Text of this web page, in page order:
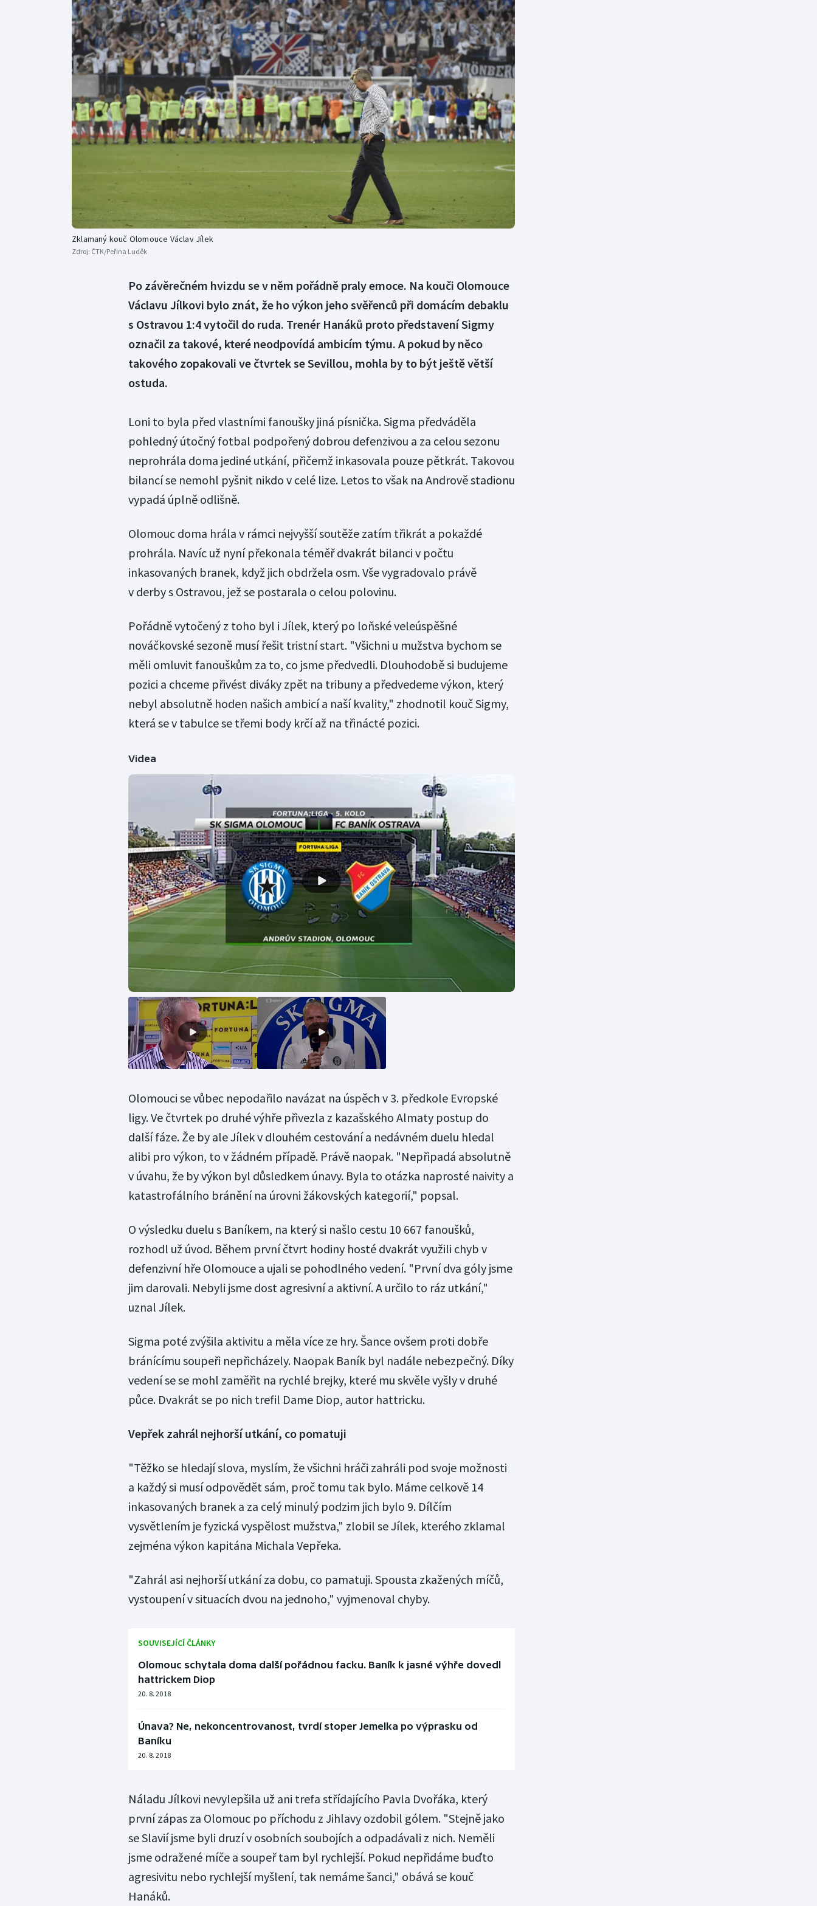
Curling
Dostihy
Florbal
Futsal
Golf
Moderní pětiboj
Motorsport
Olympijské hry
Parasport
Plavání
Plážový volejbal
Triatlon
Veslování
Vodní slalom
Volejbal
Ostatní
Zklamaný kouč Olomouce Václav Jílek
Zdroj: ČTK/Peřina Luděk
Po závěrečném hvizdu se v něm pořádně praly emoce. Na kouči Olomouce
Václavu Jílkovi bylo znát, že ho výkon jeho svěřenců při domácím debaklu
s Ostravou 1:4 vytočil do ruda. Trenér Hanáků proto představení Sigmy
označil za takové, které neodpovídá ambicím týmu. A pokud by něco
takového zopakovali ve čtvrtek se Sevillou, mohla by to být ještě větší
ostuda.
Loni to byla před vlastními fanoušky jiná písnička. Sigma předváděla
pohledný útočný fotbal podpořený dobrou defenzivou a za celou sezonu
neprohrála doma jediné utkání, přičemž inkasovala pouze pětkrát. Takovou
bilancí se nemohl pyšnit nikdo v celé lize. Letos to však na Andrově stadionu
vypadá úplně odlišně.
Olomouc doma hrála v rámci nejvyšší soutěže zatím třikrát a pokaždé
prohrála. Navíc už nyní překonala téměř dvakrát bilanci v počtu
inkasovaných branek, když jich obdržela osm. Vše vygradovalo právě
v derby s Ostravou, jež se postarala o celou polovinu.
Pořádně vytočený z toho byl i Jílek, který po loňské veleúspěšné
nováčkovské sezoně musí řešit tristní start. "Všichni u mužstva bychom se
měli omluvit fanouškům za to, co jsme předvedli. Dlouhodobě si budujeme
pozici a chceme přivést diváky zpět na tribuny a předvedeme výkon, který
nebyl absolutně hoden našich ambicí a naší kvality," zhodnotil kouč Sigmy,
která se v tabulce se třemi body krčí až na třinácté pozici.
Videa
Olomouci se vůbec nepodařilo navázat na úspěch v 3. předkole Evropské
ligy. Ve čtvrtek po druhé výhře přivezla z kazašského Almaty postup do
další fáze. Že by ale Jílek v dlouhém cestování a nedávném duelu hledal
alibi pro výkon, to v žádném případě. Právě naopak. "Nepřipadá absolutně
v úvahu, že by výkon byl důsledkem únavy. Byla to otázka naprosté naivity a
katastrofálního bránění na úrovni žákovských kategorií," popsal.
O výsledku duelu s Baníkem, na který si našlo cestu 10 667 fanoušků,
rozhodl už úvod. Během první čtvrt hodiny hosté dvakrát využili chyb v
defenzivní hře Olomouce a ujali se pohodlného vedení. "První dva góly jsme
jim darovali. Nebyli jsme dost agresivní a aktivní. A určilo to ráz utkání,"
uznal Jílek.
Sigma poté zvýšila aktivitu a měla více ze hry. Šance ovšem proti dobře
bránícímu soupeři nepřicházely. Naopak Baník byl nadále nebezpečný. Díky
vedení se se mohl zaměřit na rychlé brejky, které mu skvěle vyšly v druhé
půce. Dvakrát se po nich trefil Dame Diop, autor hattricku.
Vepřek zahrál nejhorší utkání, co pomatuji
"Těžko se hledají slova, myslím, že všichni hráči zahráli pod svoje možnosti
a každý si musí odpovědět sám, proč tomu tak bylo. Máme celkově 14
inkasovaných branek a za celý minulý podzim jich bylo 9. Dílčím
vysvětlením je fyzická vyspělost mužstva," zlobil se Jílek, kterého zklamal
zejména výkon kapitána Michala Vepřeka.
"Zahrál asi nejhorší utkání za dobu, co pamatuji. Spousta zkažených míčů,
vystoupení v situacích dvou na jednoho," vyjmenoval chyby.
SOUVISEJÍCÍ ČLÁNKY
Olomouc schytala doma další pořádnou facku. Baník k jasné výhře dovedl
hattrickem Diop
20. 8. 2018
Únava? Ne, nekoncentrovanost, tvrdí stoper Jemelka po výprasku od
Baníku
20. 8. 2018
Náladu Jílkovi nevylepšila už ani trefa střídajícího Pavla Dvořáka, který
první zápas za Olomouc po příchodu z Jihlavy ozdobil gólem. "Stejně jako
se Slavií jsme byli druzí v osobních soubojích a odpadávali z nich. Neměli
jsme odražené míče a soupeř tam byl rychlejší. Pokud nepřidáme buďto
agresivitu nebo rychlejší myšlení, tak nemáme šanci," obává se kouč
Hanáků.